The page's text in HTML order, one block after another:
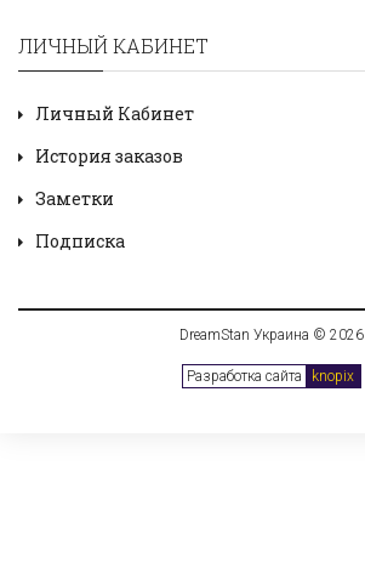
ЛИЧНЫЙ КАБИНЕТ
Личный Кабинет
История заказов
Заметки
Подписка
DreamStan Украина © 2026
Разработка сайта knopix